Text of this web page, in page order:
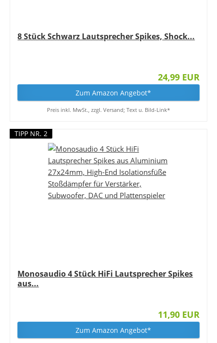
8 Stück Schwarz Lautsprecher Spikes, Shock...
24,99 EUR
Zum Amazon Angebot*
Preis inkl. MwSt., zzgl. Versand; Text u. Bild-Link*
TIPP NR. 2
Monosaudio 4 Stück HiFi Lautsprecher Spikes
aus...
11,90 EUR
Zum Amazon Angebot*